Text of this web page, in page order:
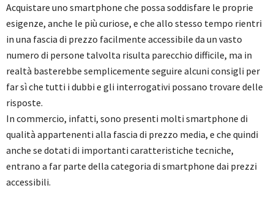
Acquistare uno smartphone che possa soddisfare le proprie
esigenze, anche le più curiose, e che allo stesso tempo rientri
in una fascia di prezzo facilmente accessibile da un vasto
numero di persone talvolta risulta parecchio difficile, ma in
realtà basterebbe semplicemente seguire alcuni consigli per
far sì che tutti i dubbi e gli interrogativi possano trovare delle
risposte.
In commercio, infatti, sono presenti molti smartphone di
qualità appartenenti alla fascia di prezzo media, e che quindi
anche se dotati di importanti caratteristiche tecniche,
entrano a far parte della categoria di smartphone dai prezzi
accessibili.